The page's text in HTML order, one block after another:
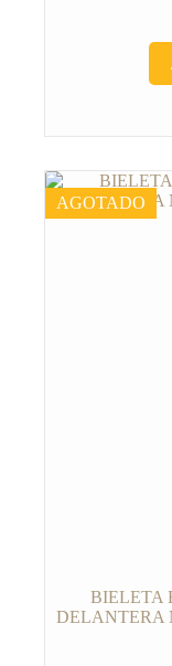
AGOTADO
BIELETA
DELANTERA